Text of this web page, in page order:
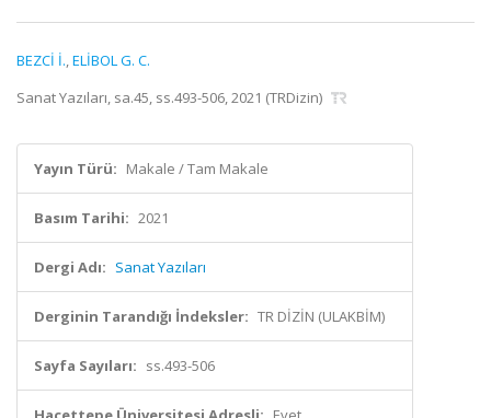
BEZCİ İ.,ELİBOL G. C.
Sanat Yazıları, sa.45, ss.493-506, 2021 (TRDizin)
Yayın Türü: Makale / Tam Makale
Basım Tarihi: 2021
Dergi Adı: Sanat Yazıları
Derginin Tarandığı İndeksler: TR DİZİN (ULAKBİM)
Sayfa Sayıları: ss.493-506